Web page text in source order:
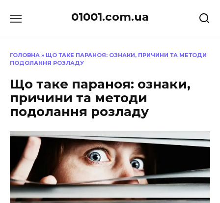
до
01001.com.ua
ГОЛОВНА » ЩО ТАКЕ ПАРАНОЯ: ОЗНАКИ, ПРИЧИНИ ТА МЕТОДИ
ПОДОЛАННЯ РОЗЛАДУ
Що таке параноя: ознаки,
причини та методи
подолання розладу